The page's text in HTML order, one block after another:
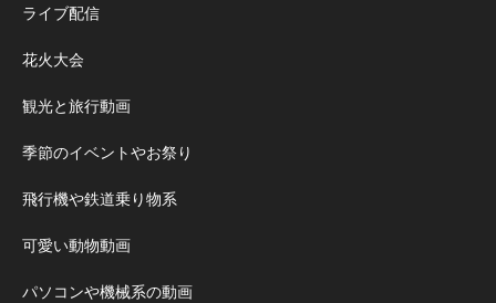
ライブ配信
花火大会
観光と旅行動画
季節のイベントやお祭り
飛行機や鉄道乗り物系
可愛い動物動画
パソコンや機械系の動画